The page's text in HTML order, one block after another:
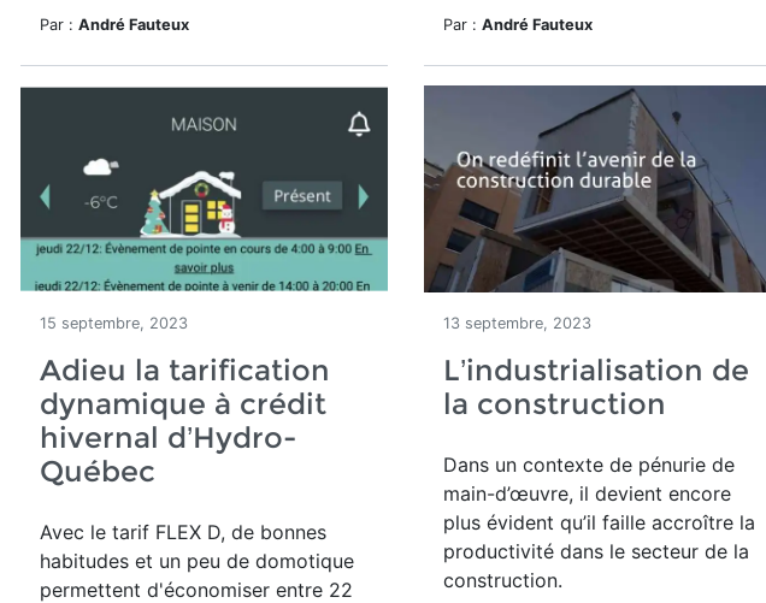
Par : André Fauteux Par : André Fauteux
15 septembre, 2023
Adieu la tarification
dynamique à crédit
hivernal d’Hydro-
Québec
Avec le tarif FLEX D, de bonnes
habitudes et un peu de domotique
permettent d'économiser entre 22
13 septembre, 2023
L’industrialisation de
la construction
Dans un contexte de pénurie de
main-d’œuvre, il devient encore
plus évident qu’il faille accroître la
productivité dans le secteur de la
construction.